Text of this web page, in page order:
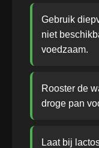
Gebruik
niet
voedzaam.
Rooster de
droge pan
Laat bij